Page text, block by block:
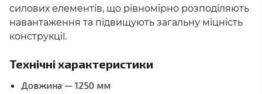
силових елементів, що рівномірно розподіляють
навантаження та підвищують загальну міцність
конструкції.
Технічні характеристики
Довжина — 1250 мм